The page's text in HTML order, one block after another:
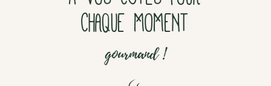
CHAQUE MOMENT
gourmand !